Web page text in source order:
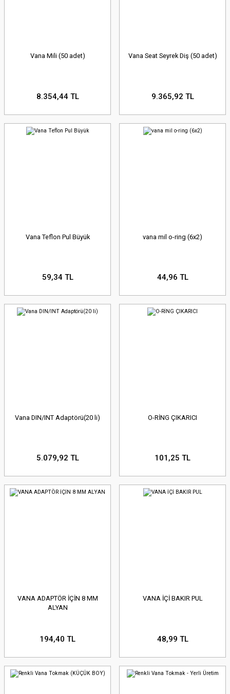
Vana Mili (50 adet)
8.354,44 TL
Vana Seat Seyrek Diş (50 adet)
9.365,92 TL
Vana Teflon Pul Büyük
59,34 TL
vana mil o-ring (6x2)
44,96 TL
Vana DIN/INT Adaptörü(20 li)
5.079,92 TL
O-RİNG ÇIKARICI
101,25 TL
VANA ADAPTÖR İÇİN 8 MM
ALYAN
194,40 TL
VANA İÇİ BAKIR PUL
48,99 TL